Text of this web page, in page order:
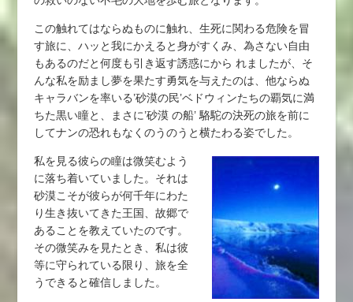
この触れてはならぬものに触れ、生死に関わる危険を冒
す旅に、ハッと我にかえると身がすくみ、為さない自由
もあるのだと何度も引き返す誘惑にから れましたが、そ
んな私を励まし夢を果たす勇気を与えたのは、他ならぬ
キャラバンを率いる’砂漠の民’ベドウィンたちの覇気に満
ちた黒い瞳と、まさに’砂漠 の船’ 駱駝の決死の旅を前に
してナンの恐れもなくのうのうと横たわる姿でした。
私を見る彼らの瞳は微笑むよう
に落ち着いていました。それは
砂漠こそが彼らが何千年にわた
り生き抜いてきた王国、故郷で
あることを教えていたのです。
その微笑みを見たとき、私は彼
等に守られている限り、旅を全
うできると確信しました。